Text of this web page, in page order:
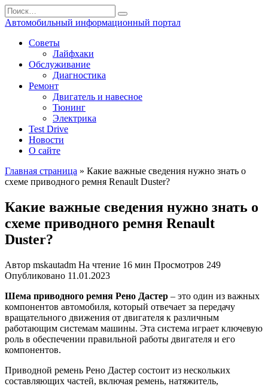
Перейти
к
Search
for:
Автомобильный информационный портал
Советы
Лайфхаки
Обслуживание
Диагностика
Ремонт
Двигатель и навесное
Тюнинг
Электрика
Test Drive
Новости
О сайте
Главная страница » Какие важные сведения нужно знать о
схеме приводного ремня Renault Duster?
Какие важные сведения нужно знать о
схеме приводного ремня Renault
Duster?
Автор mskautadm На чтение 16 мин Просмотров 249
Опубликовано 11.01.2023
Шема приводного ремня Рено Дастер – это один из важных
компонентов автомобиля, который отвечает за передачу
вращательного движения от двигателя к различным
работающим системам машины. Эта система играет ключевую
роль в обеспечении правильной работы двигателя и его
компонентов.
Приводной ремень Рено Дастер состоит из нескольких
составляющих частей, включая ремень, натяжитель,